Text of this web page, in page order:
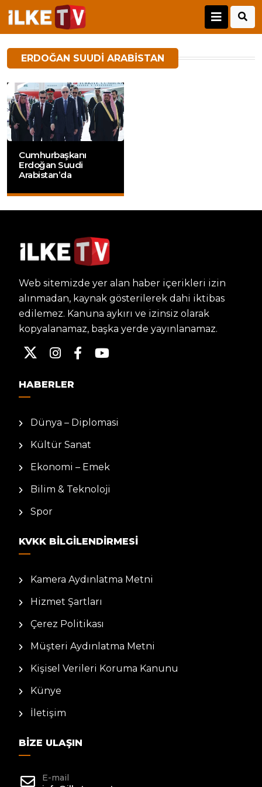
ERDOĞAN SUUDI ARABISTAN
Cumhurbaşkanı
Erdoğan Suudi
Arabistan’da
Web sitemizde yer alan haber içerikleri izin
alınmadan, kaynak gösterilerek dahi iktibas
edilemez. Kanuna aykırı ve izinsiz olarak
kopyalanamaz, başka yerde yayınlanamaz.
HABERLER
Dünya – Diplomasi
Kültür Sanat
Ekonomi – Emek
Bilim & Teknoloji
Spor
KVKK BILGILENDIRMESI
Kamera Aydınlatma Metni
Hizmet Şartları
Çerez Politikası
Müşteri Aydınlatma Metni
Kişisel Verileri Koruma Kanunu
Künye
İletişim
BIZE ULAŞIN
E-mail